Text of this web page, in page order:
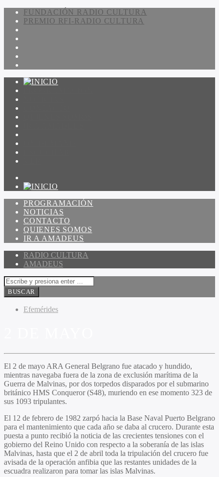
FUNDACIÓN RADIO CULTURA
PREMIO RFI-RADIO CULTURA
PROGRAMACIÓN
NOTICIAS
CONTACTO
QUIENES SOMOS
IR A AMADEUS
RADIO CULTURA
AMADEUS
Efemérides
El 2 de mayo ARA General Belgrano fue atacado y hundido,
mientras navegaba fuera de la zona de exclusión marítima de la
Guerra de Malvinas, por dos torpedos disparados por el submarino
británico HMS Conqueror (S48), muriendo en ese momento 323 de
sus 1093 tripulantes.
El 12 de febrero de 1982 zarpó hacia la Base Naval Puerto Belgrano
para el mantenimiento que cada año se daba al crucero. Durante esta
puesta a punto recibió la noticia de las crecientes tensiones con el
gobierno del Reino Unido con respecto a la soberanía de las islas
Malvinas, hasta que el 2 de abril toda la tripulación del crucero fue
avisada de la operación anfibia que las restantes unidades de la
escuadra realizaron para tomar las islas Malvinas.